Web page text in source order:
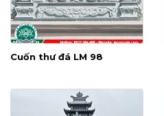
Cuốn thư đá LM 98